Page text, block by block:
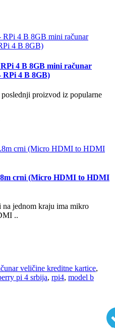
4 B 8GB mini računar
RPi 4 B 8GB)
proizvod iz popularne
crni (Micro HDMI to HDMI
jednom kraju ima mikro
..
veličine kreditne kartice,
pi 4 srbija, rpi4, model b